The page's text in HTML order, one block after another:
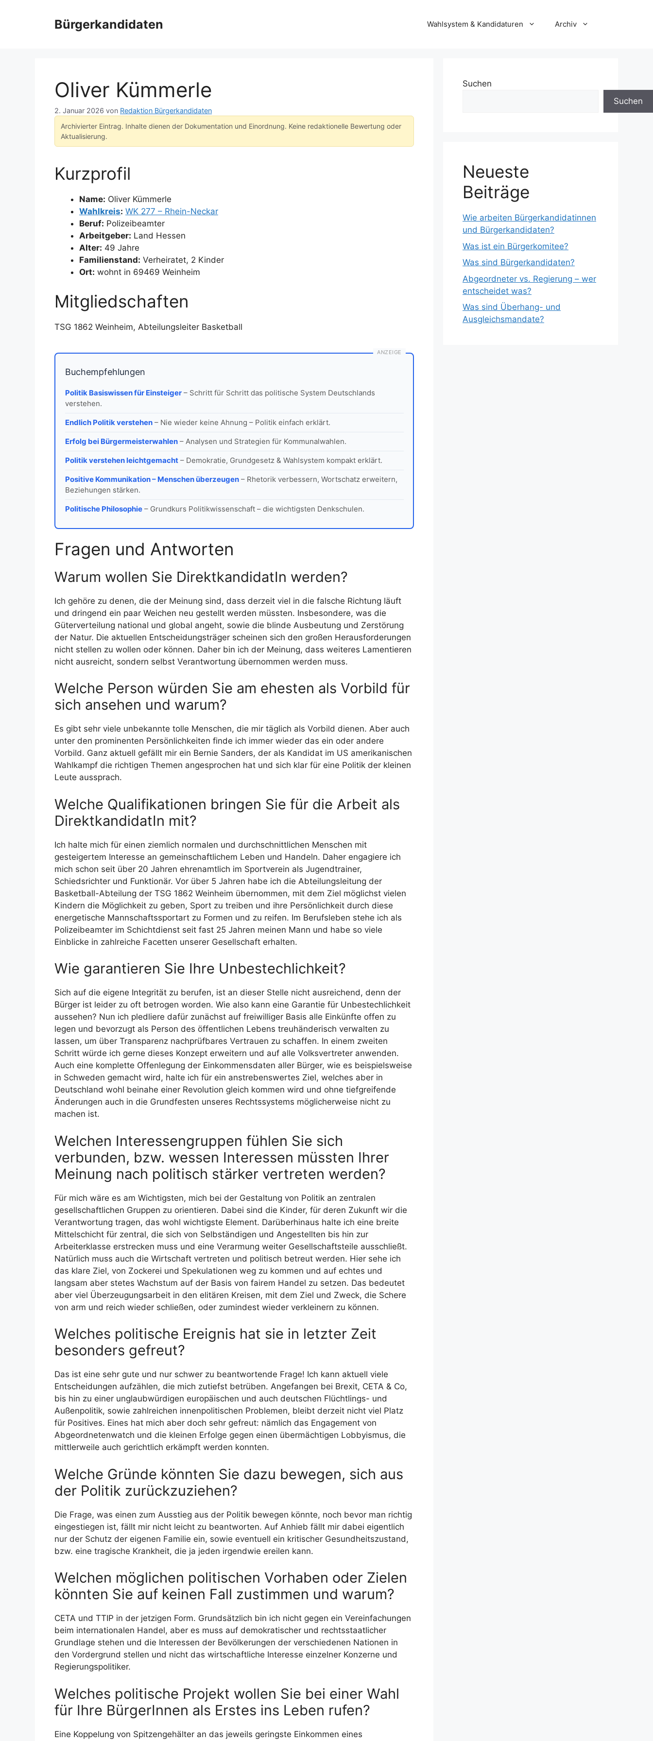
Bürgerkandidaten Wahlsystem & Kandidaturen Archiv
Oliver Kümmerle
2. Januar 2026 von Redaktion Bürgerkandidaten
Archivierter Eintrag. Inhalte dienen der Dokumentation und Einordnung. Keine redaktionelle Bewertung oder
Aktualisierung.
Kurzprofil
Name: Oliver Kümmerle
Wahlkreis: WK 277 – Rhein-Neckar
Beruf: Polizeibeamter
Arbeitgeber: Land Hessen
Alter: 49 Jahre
Familienstand: Verheiratet, 2 Kinder
Ort: wohnt in 69469 Weinheim
Mitgliedschaften
TSG 1862 Weinheim, Abteilungsleiter Basketball
ANZEIGE
Buchempfehlungen
Politik Basiswissen für Einsteiger– Schritt für Schritt das politische System Deutschlands
verstehen.
Endlich Politik verstehen– Nie wieder keine Ahnung – Politik einfach erklärt.
Erfolg bei Bürgermeisterwahlen– Analysen und Strategien für Kommunalwahlen.
Politik verstehen leichtgemacht– Demokratie, Grundgesetz & Wahlsystem kompakt erklärt.
Positive Kommunikation – Menschen überzeugen– Rhetorik verbessern, Wortschatz erweitern,
Beziehungen stärken.
Politische Philosophie– Grundkurs Politikwissenschaft – die wichtigsten Denkschulen.
Fragen und Antworten
Warum wollen Sie DirektkandidatIn werden?
Ich gehöre zu denen, die der Meinung sind, dass derzeit viel in die falsche Richtung läuft
und dringend ein paar Weichen neu gestellt werden müssten. Insbesondere, was die
Güterverteilung national und global angeht, sowie die blinde Ausbeutung und Zerstörung
der Natur. Die aktuellen Entscheidungsträger scheinen sich den großen Herausforderungen
nicht stellen zu wollen oder können. Daher bin ich der Meinung, dass weiteres Lamentieren
nicht ausreicht, sondern selbst Verantwortung übernommen werden muss.
Welche Person würden Sie am ehesten als Vorbild für
sich ansehen und warum?
Es gibt sehr viele unbekannte tolle Menschen, die mir täglich als Vorbild dienen. Aber auch
unter den prominenten Persönlichkeiten finde ich immer wieder das ein oder andere
Vorbild. Ganz aktuell gefällt mir ein Bernie Sanders, der als Kandidat im US amerikanischen
Wahlkampf die richtigen Themen angesprochen hat und sich klar für eine Politik der kleinen
Leute aussprach.
Welche Qualifikationen bringen Sie für die Arbeit als
DirektkandidatIn mit?
Ich halte mich für einen ziemlich normalen und durchschnittlichen Menschen mit
gesteigertem Interesse an gemeinschaftlichem Leben und Handeln. Daher engagiere ich
mich schon seit über 20 Jahren ehrenamtlich im Sportverein als Jugendtrainer,
Schiedsrichter und Funktionär. Vor über 5 Jahren habe ich die Abteilungsleitung der
Basketball-Abteilung der TSG 1862 Weinheim übernommen, mit dem Ziel möglichst vielen
Kindern die Möglichkeit zu geben, Sport zu treiben und ihre Persönlichkeit durch diese
energetische Mannschaftssportart zu Formen und zu reifen. Im Berufsleben stehe ich als
Polizeibeamter im Schichtdienst seit fast 25 Jahren meinen Mann und habe so viele
Einblicke in zahlreiche Facetten unserer Gesellschaft erhalten.
Wie garantieren Sie Ihre Unbestechlichkeit?
Sich auf die eigene Integrität zu berufen, ist an dieser Stelle nicht ausreichend, denn der
Bürger ist leider zu oft betrogen worden. Wie also kann eine Garantie für Unbestechlichkeit
aussehen? Nun ich pledliere dafür zunächst auf freiwilliger Basis alle Einkünfte offen zu
legen und bevorzugt als Person des öffentlichen Lebens treuhänderisch verwalten zu
lassen, um über Transparenz nachprüfbares Vertrauen zu schaffen. In einem zweiten
Schritt würde ich gerne dieses Konzept erweitern und auf alle Volksvertreter anwenden.
Auch eine komplette Offenlegung der Einkommensdaten aller Bürger, wie es beispielsweise
in Schweden gemacht wird, halte ich für ein anstrebenswertes Ziel, welches aber in
Deutschland wohl beinahe einer Revolution gleich kommen wird und ohne tiefgreifende
Änderungen auch in die Grundfesten unseres Rechtssystems möglicherweise nicht zu
machen ist.
Welchen Interessengruppen fühlen Sie sich
verbunden, bzw. wessen Interessen müssten Ihrer
Meinung nach politisch stärker vertreten werden?
Für mich wäre es am Wichtigsten, mich bei der Gestaltung von Politik an zentralen
gesellschaftlichen Gruppen zu orientieren. Dabei sind die Kinder, für deren Zukunft wir die
Verantwortung tragen, das wohl wichtigste Element. Darüberhinaus halte ich eine breite
Mittelschicht für zentral, die sich von Selbständigen und Angestellten bis hin zur
Arbeiterklasse erstrecken muss und eine Verarmung weiter Gesellschaftsteile ausschließt.
Natürlich muss auch die Wirtschaft vertreten und politisch betreut werden. Hier sehe ich
das klare Ziel, von Zockerei und Spekulationen weg zu kommen und auf echtes und
langsam aber stetes Wachstum auf der Basis von fairem Handel zu setzen. Das bedeutet
aber viel Überzeugungsarbeit in den elitären Kreisen, mit dem Ziel und Zweck, die Schere
von arm und reich wieder schließen, oder zumindest wieder verkleinern zu können.
Welches politische Ereignis hat sie in letzter Zeit
besonders gefreut?
Das ist eine sehr gute und nur schwer zu beantwortende Frage! Ich kann aktuell viele
Entscheidungen aufzählen, die mich zutiefst betrüben. Angefangen bei Brexit, CETA & Co,
bis hin zu einer unglaubwürdigen europäischen und auch deutschen Flüchtlings- und
Außenpolitik, sowie zahlreichen innenpolitischen Problemen, bleibt derzeit nicht viel Platz
für Positives. Eines hat mich aber doch sehr gefreut: nämlich das Engagement von
Abgeordnetenwatch und die kleinen Erfolge gegen einen übermächtigen Lobbyismus, die
mittlerweile auch gerichtlich erkämpft werden konnten.
Welche Gründe könnten Sie dazu bewegen, sich aus
der Politik zurückzuziehen?
Die Frage, was einen zum Ausstieg aus der Politik bewegen könnte, noch bevor man richtig
eingestiegen ist, fällt mir nicht leicht zu beantworten. Auf Anhieb fällt mir dabei eigentlich
nur der Schutz der eigenen Familie ein, sowie eventuell ein kritischer Gesundheitszustand,
bzw. eine tragische Krankheit, die ja jeden irgendwie ereilen kann.
Welchen möglichen politischen Vorhaben oder Zielen
könnten Sie auf keinen Fall zustimmen und warum?
CETA und TTIP in der jetzigen Form. Grundsätzlich bin ich nicht gegen ein Vereinfachungen
beim internationalen Handel, aber es muss auf demokratischer und rechtsstaatlicher
Grundlage stehen und die Interessen der Bevölkerungen der verschiedenen Nationen in
den Vordergrund stellen und nicht das wirtschaftliche Interesse einzelner Konzerne und
Regierungspolitiker.
Welches politische Projekt wollen Sie bei einer Wahl
für Ihre BürgerInnen als Erstes ins Leben rufen?
Eine Koppelung von Spitzengehälter an das jeweils geringste Einkommen eines
Suchen
Suchen
Neueste
Beiträge
Wie arbeiten Bürgerkandidatinnen
und Bürgerkandidaten?
Was ist ein Bürgerkomitee?
Was sind Bürgerkandidaten?
Abgeordneter vs. Regierung – wer
entscheidet was?
Was sind Überhang- und
Ausgleichsmandate?